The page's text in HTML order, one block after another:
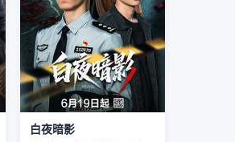
白夜暗影